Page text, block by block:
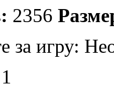
2356
за игру:
1